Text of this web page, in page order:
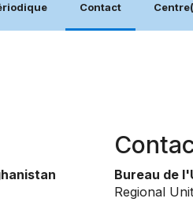
Contact
Bureau de
Regional